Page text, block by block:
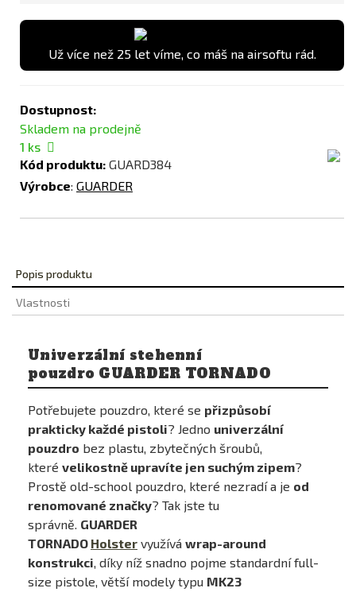
Už více než 25 let víme, co máš na airsoftu rád.
Dostupnost:
Skladem na prodejně
1 ks
Kód produktu: GUARD384
Výrobce: GUARDER
Popis produktu
Vlastnosti
Univerzální stehenní
pouzdro GUARDER TORNADO
Potřebujete pouzdro, které se přizpůsobí
prakticky každé pistoli? Jedno univerzální
pouzdro bez plastu, zbytečných šroubů,
které velikostně upravíte jen suchým zipem?
Prostě old-school pouzdro, které nezradí a je od
renomované značky? Tak jste tu
správně. GUARDER
TORNADO Holster využívá wrap-around
konstrukci , díky níž snadno pojme standardní full-
size pistole, větší modely typu MK23